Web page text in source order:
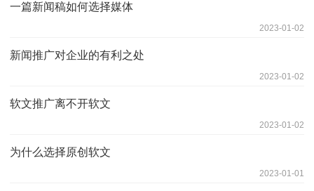
一篇新闻稿如何选择媒体
2023-01-02
新闻推广对企业的有利之处
2023-01-02
软文推广离不开软文
2023-01-02
为什么选择原创软文
2023-01-01